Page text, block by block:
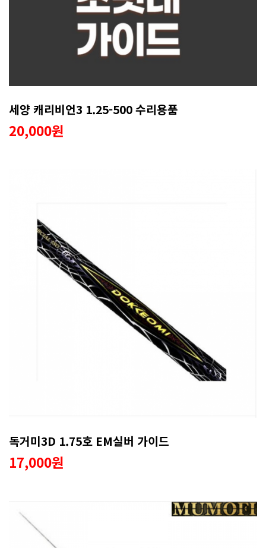
세양 캐리비언3 1.25-500 수리용품
20,000원
독거미3D 1.75호 EM실버 가이드
17,000원